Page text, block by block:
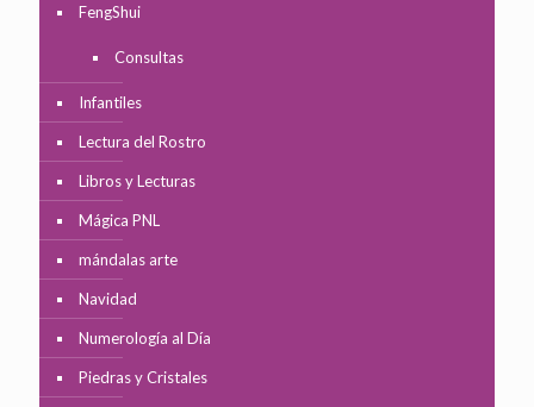
FengShui
Consultas
Infantiles
Lectura del Rostro
Libros y Lecturas
Mágica PNL
mándalas arte
Navidad
Numerología al Día
Piedras y Cristales